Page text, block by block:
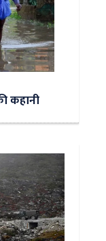
कहानी